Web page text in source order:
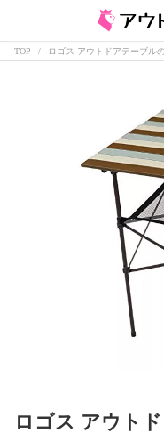
TOP ロゴス アウトドアテーブル
ロゴス アウト